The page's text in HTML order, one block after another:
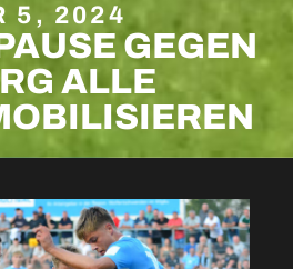
5, 2024
GEGEN
ALLE